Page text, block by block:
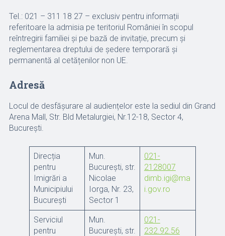
Tel.: 021 – 311 18 27 – exclusiv pentru informații
referitoare la admisia pe teritoriul României în scopul
reîntregirii familiei și pe bază de invitație, precum și
reglementarea dreptului de ședere temporară și
permanentă al cetățenilor non UE.
Adresă
Locul de desfășurare al audiențelor este la sediul din Grand
Arena Mall, Str. Bld Metalurgiei, Nr.12-18, Sector 4,
București.
Direcția
pentru
Imigrări a
Municipiului
București
Mun.
București, str.
Nicolae
Iorga, Nr. 23,
Sector 1
021-
2128007
dimb.igi@ma
i.gov.ro
Serviciul
pentru
Mun.
București, str.
021-
232.92.56